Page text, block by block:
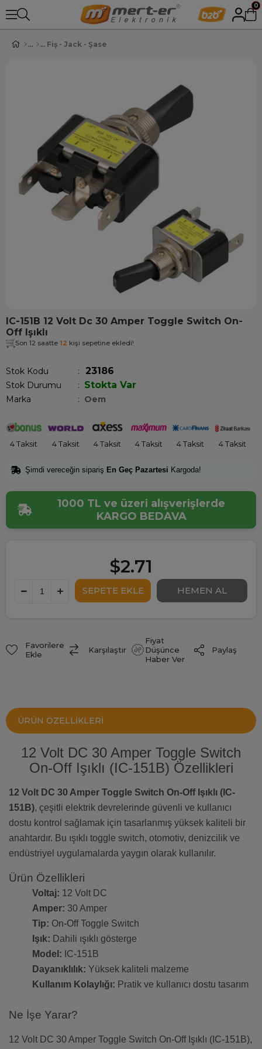
0
Fiş - Jack - Şase
IC-151B 12 Volt Dc 30 Amper Toggle Switch On-
Off Işıklı
Son 12 saatte 12 kişi sepetine ekledi!
Stok Kodu 23186
Stok Durumu : Stokta Var
Marka : Oem
4 Taksit 4 Taksit 4 Taksit 4 Taksit 4 Taksit 4 Taksit
Şimdi vereceğin sipariş En Geç Pazartesi Kargoda!
1000 TL ve üzeri alışverişlerde
KARGO BEDAVA
$2.71
Favorilere
Ekle
Karşılaştır
Fiyat
Düşünce
Haber Ver
Paylaş
ÜRÜN ÖZELLIKLERI
12 Volt DC 30 Amper Toggle Switch
On-Off Işıklı (IC-151B) Özellikleri
12 Volt DC 30 Amper Toggle Switch On-Off Işıklı (IC-
151B), çeşitli elektrik devrelerinde güvenli ve kullanıcı
dostu kontrol sağlamak için tasarlanmış yüksek kaliteli bir
anahtardır. Bu ışıklı toggle switch, otomotiv, denizcilik ve
endüstriyel uygulamalarda yaygın olarak kullanılır.
Ürün Özellikleri
Voltaj: 12 Volt DC
Amper: 30 Amper
Tip: On-Off Toggle Switch
Işık: Dahili ışıklı gösterge
Model: IC-151B
Dayanıklılık: Yüksek kaliteli malzeme
Kullanım Kolaylığı: Pratik ve kullanıcı dostu tasarım
Ne İşe Yarar?
12 Volt DC 30 Amper Toggle Switch On-Off Işıklı (IC-151B),